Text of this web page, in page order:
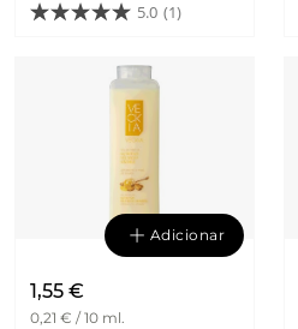
5.0 (1)
Adicionar
1,55 €
0,21 € / 10 ml.